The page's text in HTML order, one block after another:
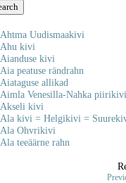
Ahtma Uudismaakivi
Ahu kivi
Aianduse kivi
Aia peatuse rändrahn
Aiataguse allikad
Aimla Venesilla-Nahka piirikivi
Akseli kivi
Ala kivi = Helgikivi =
Ala Ohvrikivi
Ala teeäärne rahn